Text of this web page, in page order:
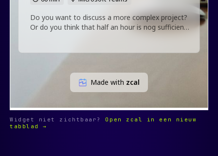
Widget niet zichtbaar?
Open zcal in een nieuw
tabblad →